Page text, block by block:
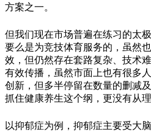
方案之一。
但我们现在市场普遍在练习的太
要么是为竞技体育服务的，虽然
效，但仍然存在套路复杂、技术
有效传播，虽然市面上也有很多
创新，但多半停留在数量的删减
抓住健康养生这个纲，更没有从
以抑郁症为例，抑郁症主要受大